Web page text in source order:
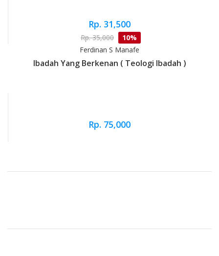
Rp. 31,500
Rp. 35,000
10%
Ferdinan S Manafe
Ibadah Yang Berkenan ( Teologi Ibadah )
Rp. 75,000